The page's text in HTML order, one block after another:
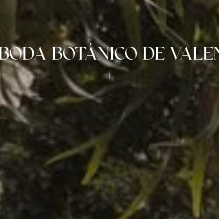
BOTÁNICO DE
|